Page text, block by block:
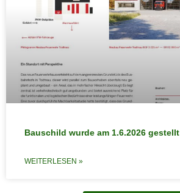
Bauschild wurde am 1.6.2026 gestellt
WEITERLESEN »